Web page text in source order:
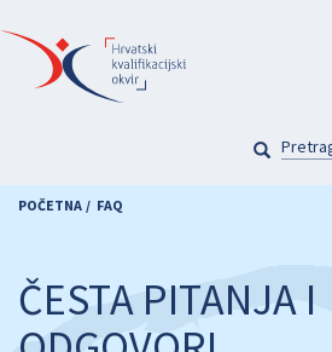
na
glavni
sadržaj
PRETRAGA
POČETNA FAQ
ČESTA PITANJA I